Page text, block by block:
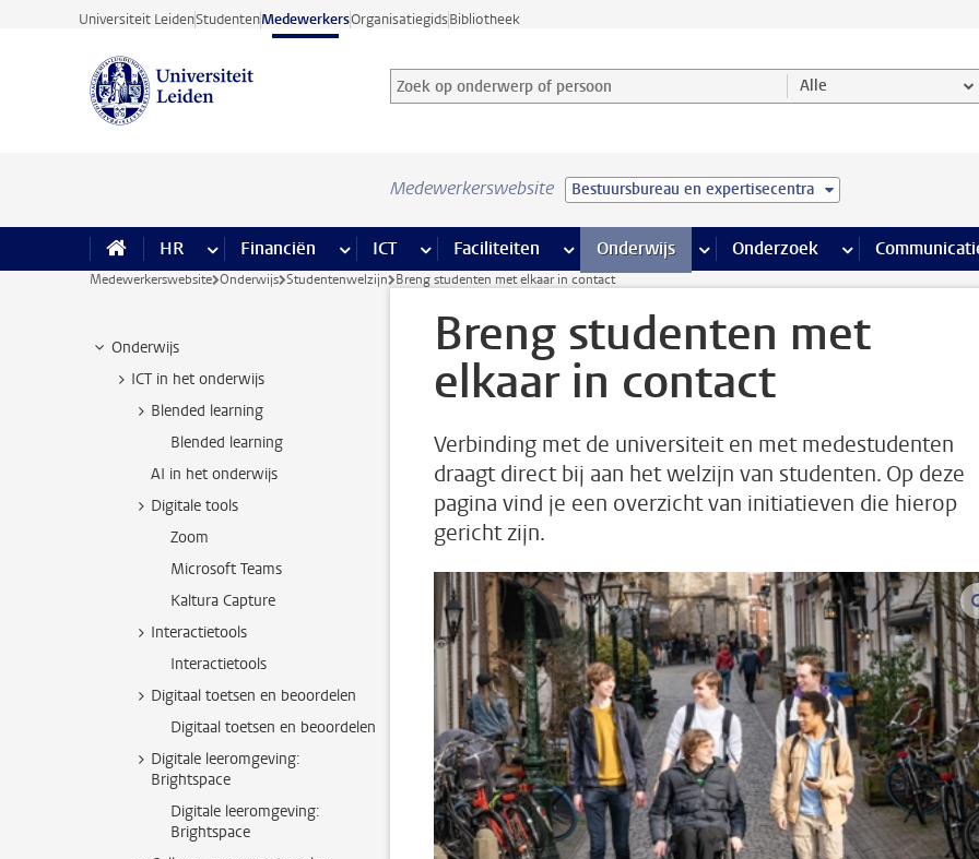
Ga direct naar de inhoud
Universiteit LeidenStudentenMedewerkersOrganisatiegidsBibliotheek
Zoek op onderwerp of persoon en selecteer categorie
Zoekterm Alle
Medewerkerswebsite Bestuursbureau en expertisecentra
HR meer HR pagina’s
Financiën meer Financiën pagina’s
ICT meer ICT pagina’s
Faciliteiten meer Faciliteiten pagina’s
Onderwijs meer Onderwijs pagina’s
Onderzoek meer Onderzoek
Medewerkerswebsite Onderwijs Studentenwelzijn Breng studenten met elkaar in contact
Onderwijs
ICT in het onderwijs
Blended learning
Blended learning
AI in het onderwijs
Digitale tools
Zoom
Microsoft Teams
Kaltura Capture
Interactietools
Interactietools
Digitaal toetsen en beoordelen
Digitaal toetsen en beoordelen
Digitale leeromgeving:
Brightspace
Digitale leeromgeving:
Brightspace
Breng studenten met
elkaar in contact
Verbinding met de universiteit en met medestudenten
draagt direct bij aan het welzijn van studenten. Op deze
pagina vind je een overzicht van initiatieven die hierop
gericht zijn.